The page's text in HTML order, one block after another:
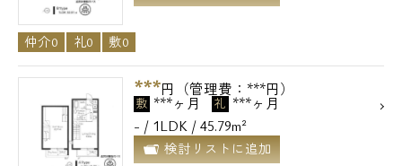
仲介0 礼0 敷0
***円（管理費：***円）
敷 ***ヶ月 礼 ***ヶ月
- / 1LDK / 45.79m²
検討リストに追加